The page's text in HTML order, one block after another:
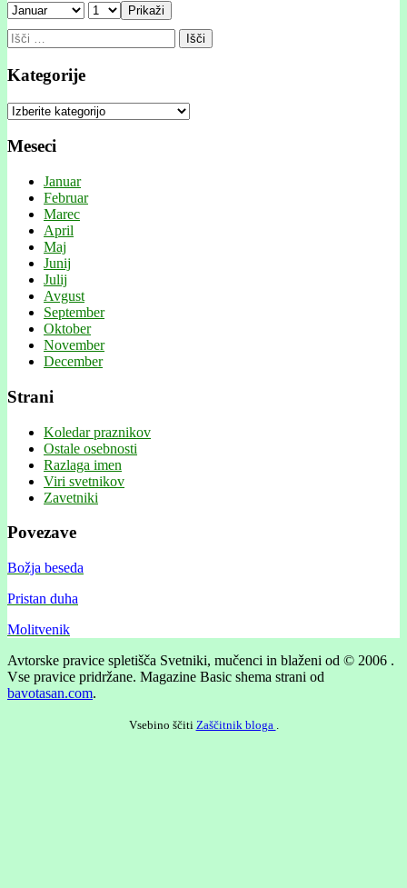
Prikaži
Išči:
Kategorije
Kategorije
Meseci
Januar
Februar
Marec
April
Maj
Junij
Julij
Avgust
September
Oktober
November
December
Strani
Koledar praznikov
Ostale osebnosti
Razlaga imen
Viri svetnikov
Zavetniki
Povezave
Božja beseda
Pristan duha
Molitvenik
Avtorske pravice spletišča Svetniki, mučenci in blaženi od © 2006 .
Vse pravice pridržane. Magazine Basic shema strani od
bavotasan.com.
Vsebino ščiti Zaščitnik bloga